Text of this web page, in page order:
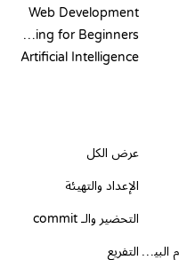
Web Development
Coding for Beginners
Artificial Intelligence
خوارزميات الرسوم البيانية
عرض الكل
الإعداد والتهيئة
التحضير والـ commit
التفريع